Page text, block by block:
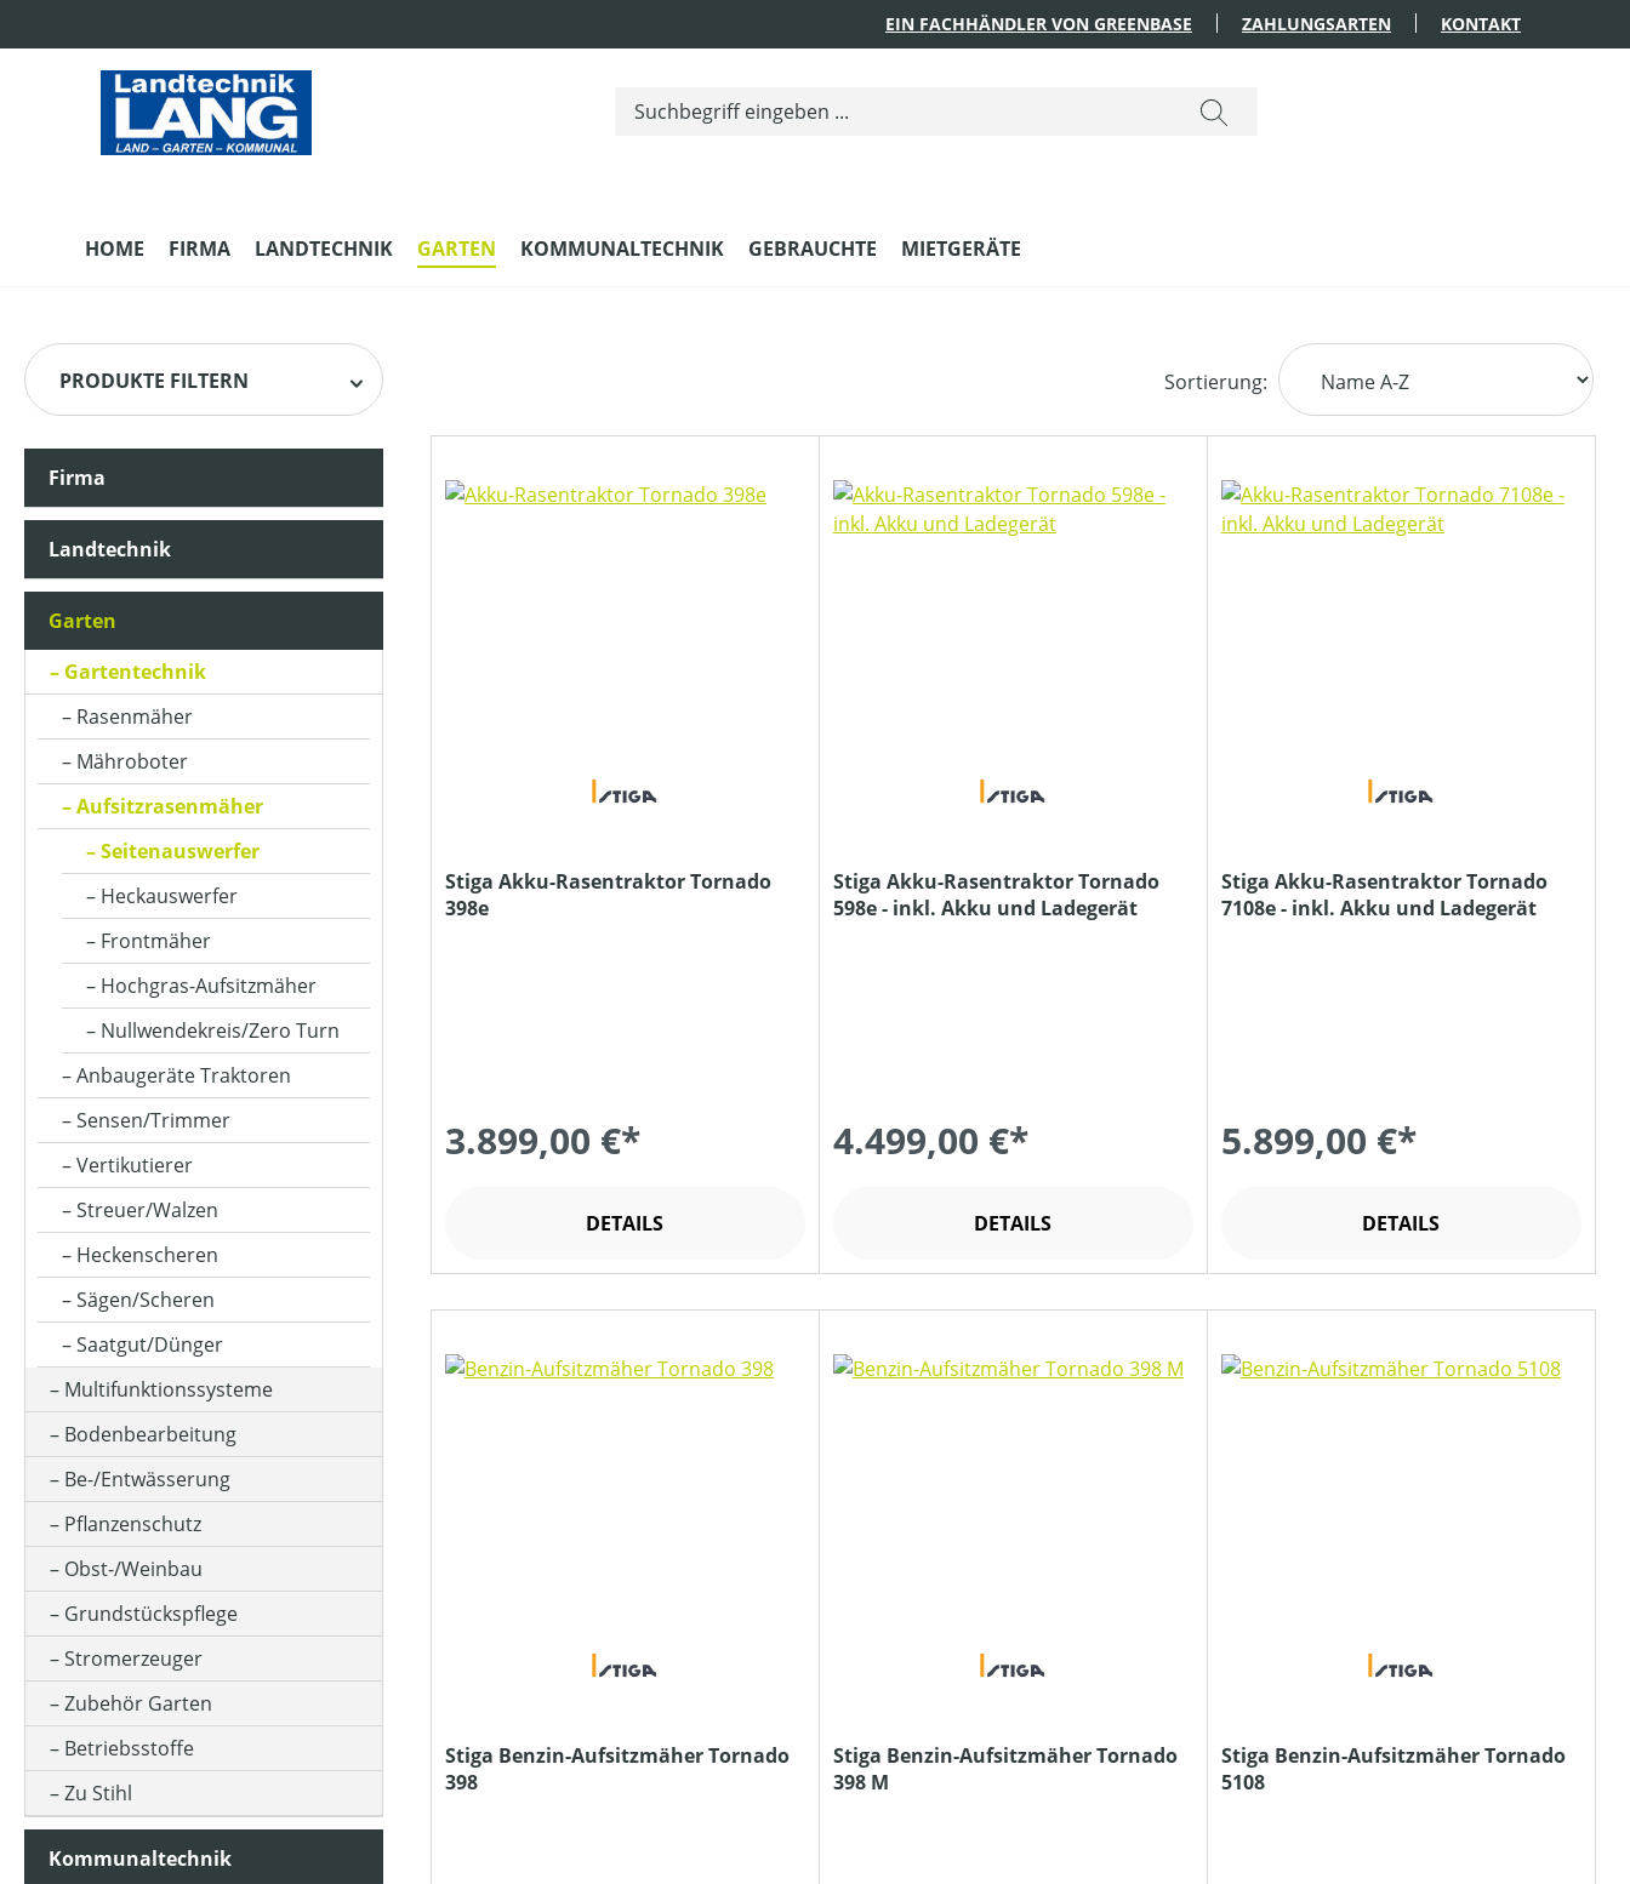
EIN FACHHÄNDLER VON GREENBASE ZAHLUNGSARTEN KONTAKT
HOME FIRMA LANDTECHNIK GARTEN KOMMUNALTECHNIK GEBRAUCHTE MIETGERÄTE
PRODUKTE FILTERN
HERSTELLER
ARBEITSBREITE (IN CM)
ARBEITSSTUFENANZAHL
AUSWURFART
BETRIEBSART
FAHRANTRIEBSART
FARBE (GERÄT)
FLÄCHENLEISTUNG MAX (IN M²)
HUBRAUM (IN CM³)
KLASSIFIZIERUNG
MESSERANZAHL
MOTOR-ZYLINDERANZAHL
MOTORLEISTUNG (IN PS)
MOTORLEISTUNG (IN UMDREHUNGEN/MIN)
MOTORLEISTUNG (IN KW)
Firma
Landtechnik
Garten
Gartentechnik
Rasenmäher
Mähroboter
Aufsitzrasenmäher
Seitenauswerfer
Heckauswerfer
Frontmäher
Hochgras-Aufsitzmäher
Nullwendekreis/Zero Turn
Anbaugeräte Traktoren
Sensen/Trimmer
Vertikutierer
Streuer/Walzen
Heckenscheren
Sägen/Scheren
Saatgut/Dünger
Multifunktionssysteme
Bodenbearbeitung
Be-/Entwässerung
Pflanzenschutz
Obst-/Weinbau
Grundstückspflege
Stromerzeuger
Zubehör Garten
Betriebsstoffe
Zu Stihl
Kommunaltechnik
Sortierung:
Stiga Akku-Rasentraktor Tornado
398e
3.899,00 €*
DETAILS
Stiga Akku-Rasentraktor Tornado
598e - inkl. Akku und Ladegerät
4.499,00 €*
DETAILS
Stiga Akku-Rasentraktor Tornado
7108e - inkl. Akku und Ladegerät
5.899,00 €*
DETAILS
Stiga Benzin-Aufsitzmäher Tornado
398
Stiga Benzin-Aufsitzmäher Tornado
398 M
Stiga Benzin-Aufsitzmäher Tornado
5108